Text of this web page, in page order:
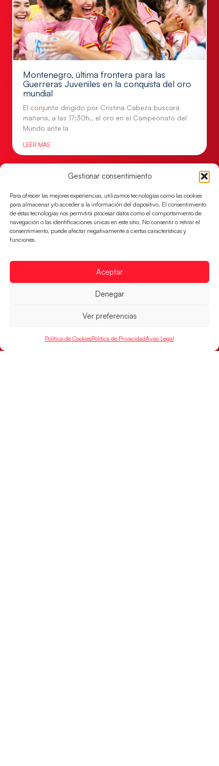
Gestionar consentimiento
Para ofrecer las mejores experiencias, utilizamos tecnologías como las cookies
para almacenar y/o acceder a la información del dispositivo. El consentimiento
de estas tecnologías nos permitirá procesar datos como el comportamiento de
navegación o las identificaciones únicas en este sitio. No consentir o retirar el
consentimiento, puede afectar negativamente a ciertas características y
funciones.
Aceptar
Denegar
Ver preferencias
Política de CookiesPolítica de PrivacidadAviso Legal
Montenegro, última frontera para las
Guerreras Juveniles en la conquista del oro
mundial
El conjunto dirigido por Cristina Cabeza buscará
mañana, a las 17:30h., el oro en el Campeonato del
Mundo ante la
LEER MÁS
Las Guerreras Juveniles lucharán por el oro
victoria en las semifinales contra Egipto y luchará por
LEER MÁS